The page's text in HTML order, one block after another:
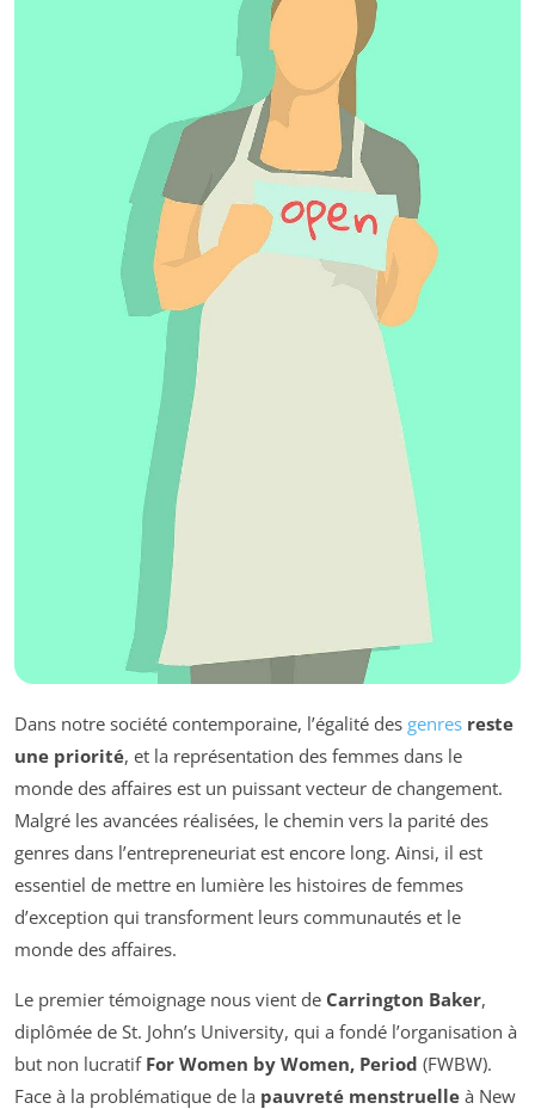
Dans notre société contemporaine, l’égalité des genres reste
une priorité, et la représentation des femmes dans le
monde des affaires est un puissant vecteur de changement.
Malgré les avancées réalisées, le chemin vers la parité des
genres dans l’entrepreneuriat est encore long. Ainsi, il est
essentiel de mettre en lumière les histoires de femmes
d’exception qui transforment leurs communautés et le
monde des affaires.
Le premier témoignage nous vient de Carrington Baker,
diplômée de St. John’s University, qui a fondé l’organisation à
but non lucratif For Women by Women, Period (FWBW).
Face à la problématique de la pauvreté menstruelle à New